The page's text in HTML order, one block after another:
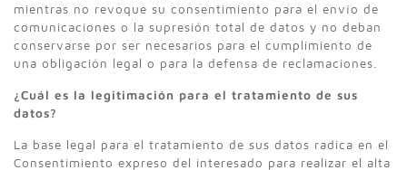
mientras no revoque su consentimiento para el envío de
comunicaciones o la supresión total de datos y no deban
conservarse por ser necesarios para el cumplimiento de
una obligación legal o para la defensa de reclamaciones.
¿Cuál es la legitimación para el tratamiento de sus
datos?
La base legal para el tratamiento de sus datos radica en el
Consentimiento expreso del interesado para realizar el alta